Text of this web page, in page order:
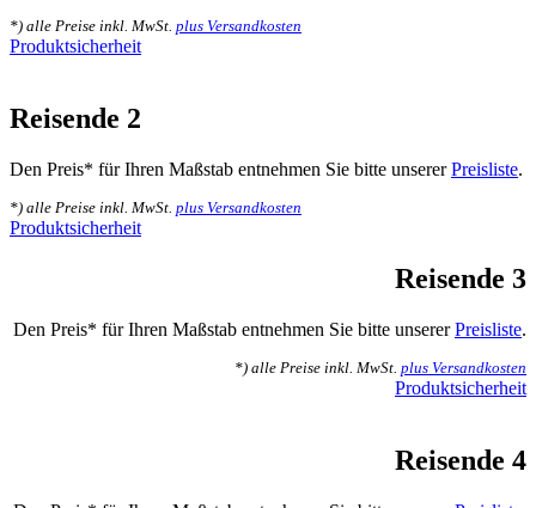
*) alle Preise inkl. MwSt. plus Versandkosten
Produktsicherheit
Reisende 2
Den Preis* für Ihren Maßstab entnehmen Sie bitte unsererPreisliste.
*) alle Preise inkl. MwSt. plus Versandkosten
Produktsicherheit
Reisende 3
Den Preis* für Ihren Maßstab entnehmen Sie bitte unsererPreisliste.
*) alle Preise inkl. MwSt. plus Versandkosten
Produktsicherheit
Reisende 4